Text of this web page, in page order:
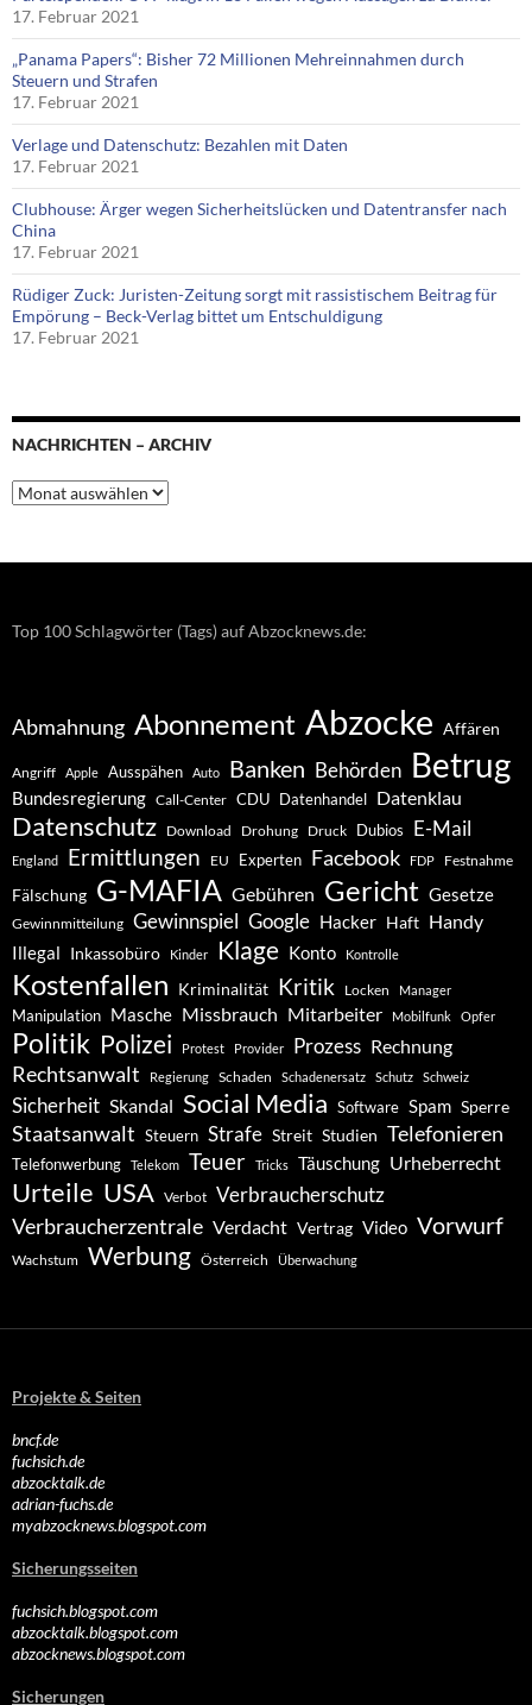
17. Februar 2021
„Panama Papers“: Bisher 72 Millionen Mehreinnahmen durch
Steuern und Strafen
17. Februar 2021
Verlage und Datenschutz: Bezahlen mit Daten
17. Februar 2021
Clubhouse: Ärger wegen Sicherheitslücken und Datentransfer nach
China
17. Februar 2021
Rüdiger Zuck: Juristen-Zeitung sorgt mit rassistischem Beitrag für
Empörung – Beck-Verlag bittet um Entschuldigung
17. Februar 2021
NACHRICHTEN – ARCHIV
Nachrichten
–
Top 100 Schlagwörter (Tags) auf Abzocknews.de:
Abmahnung Abonnement Abzocke Affären
Angriff Apple Ausspähen Auto Banken Behörden Betrug
Bundesregierung Call-Center CDU Datenhandel Datenklau
Datenschutz Download Drohung Druck Dubios E-Mail
England Ermittlungen EU Experten Facebook FDP Festnahme
Fälschung G-MAFIA Gebühren Gericht Gesetze
Gewinnmitteilung Gewinnspiel Google Hacker Haft Handy
Illegal Inkassobüro Kinder Klage Konto Kontrolle
Kostenfallen Kriminalität Kritik Locken Manager
Manipulation Masche Missbrauch Mitarbeiter Mobilfunk Opfer
Politik Polizei Protest Provider Prozess Rechnung
Rechtsanwalt Regierung Schaden Schadenersatz Schutz Schweiz
Sicherheit Skandal Social Media Software Spam Sperre
Staatsanwalt Steuern Strafe Streit Studien Telefonieren
Telefonwerbung Telekom Teuer Tricks Täuschung Urheberrecht
Urteile USA Verbot Verbraucherschutz
Verbraucherzentrale Verdacht Vertrag Video Vorwurf
Wachstum Werbung Österreich Überwachung
Projekte & Seiten
bncf.de
fuchsich.de
abzocktalk.de
adrian-fuchs.de
myabzocknews.blogspot.com
Sicherungsseiten
fuchsich.blogspot.com
abzocktalk.blogspot.com
abzocknews.blogspot.com
Sicherungen